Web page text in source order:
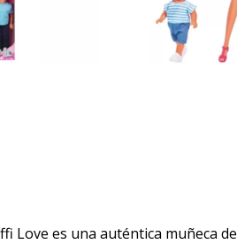
Love es una auténtica muñeca